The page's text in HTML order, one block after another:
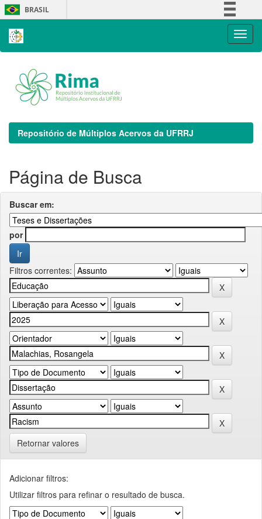
Skip
navigation
BRASIL
Repositório de Múltiplos Acervos da UFRRJ
Página de Busca
Buscar em:
por
Filtros correntes:
Retornar valores
Adicionar filtros:
Utilizar filtros para refinar o resultado de busca.